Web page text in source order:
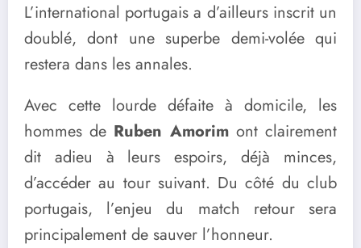
L’international portugais a d’ailleurs inscrit un
doublé, dont une superbe demi-volée qui
restera dans les annales.
Avec cette lourde défaite à domicile, les
hommes de Ruben Amorimont clairement
dit adieu à leurs espoirs, déjà minces,
d’accéder au tour suivant. Du côté du club
portugais, l’enjeu du match retour sera
principalement de sauver l’honneur.